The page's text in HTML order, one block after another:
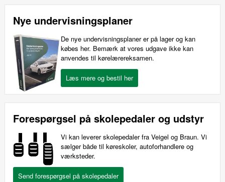
Nye undervisningsplaner
De nye undervisningsplaner er på lager og kan
købes her. Bemærk at vores udgave ikke kan
anvendes til kørelærereksamen.
Forespørgsel på skolepedaler og udstyr
Vi kan leverer skolepedaler fra Veigel og Braun. Vi
sælger både til køreskoler, autoforhandlere og
værksteder.